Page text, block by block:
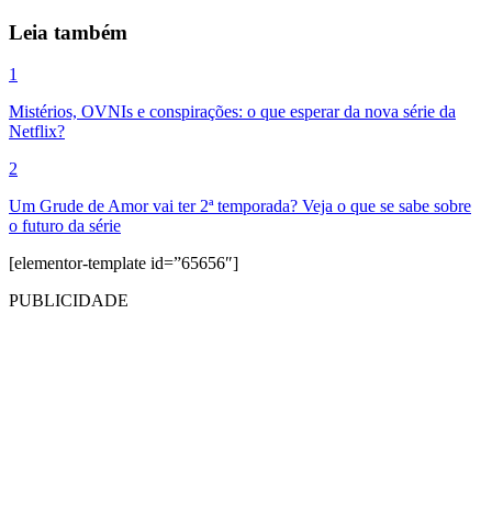
Leia também
1
Mistérios, OVNIs e conspirações: o que esperar da nova série da
Netflix?
2
Um Grude de Amor vai ter 2ª temporada? Veja o que se sabe sobre
o futuro da série
[elementor-template id=”65656″]
PUBLICIDADE